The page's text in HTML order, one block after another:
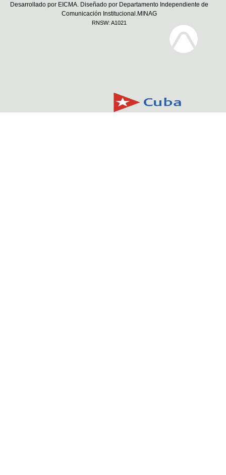
Desarrollado por EICMA. Diseñado por Departamento Independiente de
Comunicación Institucional.MINAG
RNSW: A1021